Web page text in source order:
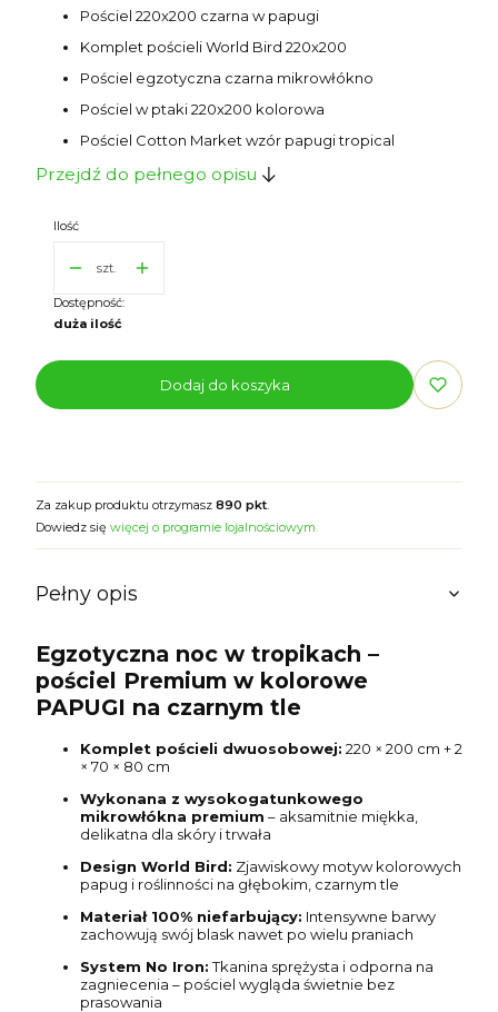
Pościel 220x200 czarna w papugi
Komplet pościeli World Bird 220x200
Pościel egzotyczna czarna mikrowłókno
Pościel w ptaki 220x200 kolorowa
Pościel Cotton Market wzór papugi tropical
Przejdź do pełnego opisu
Ilość
szt.
Dostępność:
duża ilość
Dodaj do koszyka
Za zakup produktu otrzymasz 890 pkt
Dowiedz się więcej o programie lojalnościowym.
Pełny opis
Egzotyczna noc w tropikach –
pościel Premium w kolorowe
PAPUGI na czarnym tle
Komplet pościeli dwuosobowej: 220 × 200 cm + 2
× 70 × 80 cm
Wykonana z wysokogatunkowego
mikrowłókna premium – aksamitnie miękka,
delikatna dla skóry i trwała
Design World Bird: Zjawiskowy motyw kolorowych
papug i roślinności na głębokim, czarnym tle
Materiał 100% niefarbujący: Intensywne barwy
zachowują swój blask nawet po wielu praniach
System No Iron:Tkanina sprężysta i odporna na
zagniecenia – pościel wygląda świetnie bez
prasowania